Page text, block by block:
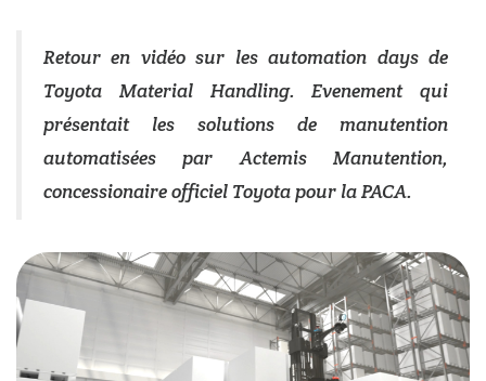
Retour en vidéo sur les automation days de
Toyota Material Handling. Evenement qui
présentait les solutions de manutention
automatisées par Actemis Manutention,
concessionaire officiel Toyota pour la PACA.